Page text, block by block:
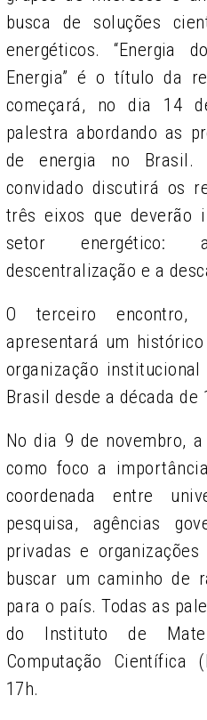
busca de soluções
energéticos. “Energia
Energia” é o título da
começará, no dia 14
palestra abordando as
de energia no
convidado discutirá os
três eixos que deverão
setor energético:
descentralização e a
O terceiro
apresentará um
organização
Brasil desde a década de
No dia 9 de novembro,
como foco a
coordenada entre
pesquisa, agências
privadas e
buscar um caminho de
para o país. Todas as
do Instituto de
Computação Científica
17h.